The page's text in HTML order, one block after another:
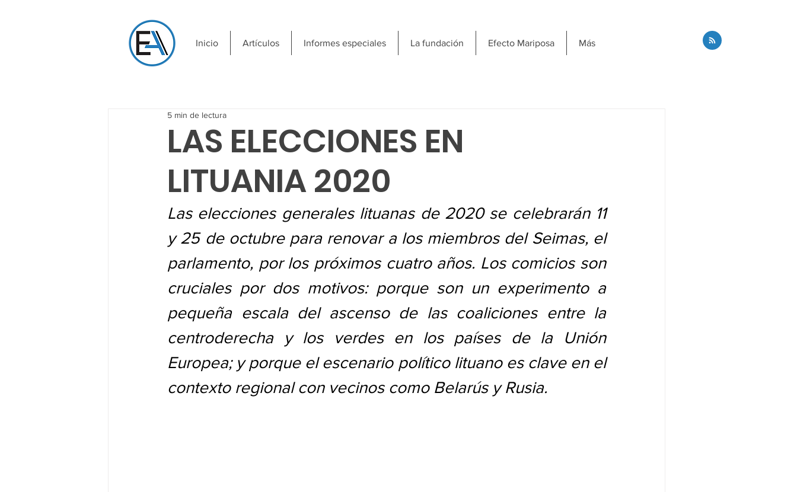
Inicio Artículos Informes especiales La fundación Efecto Mariposa Más
LAS ELECCIONES EN
LITUANIA 2020
5 min de lectura
Las elecciones generales lituanas de 2020 se celebrarán 11
y 25 de octubre para renovar a los miembros del Seimas, el
parlamento, por los próximos cuatro años. Los comicios son
cruciales por dos motivos: porque son un experimento a
pequeña escala del ascenso de las coaliciones entre la
centroderecha y los verdes en los países de la Unión
Europea; y porque el escenario político lituano es clave en el
contexto regional con vecinos como Belarús y Rusia.